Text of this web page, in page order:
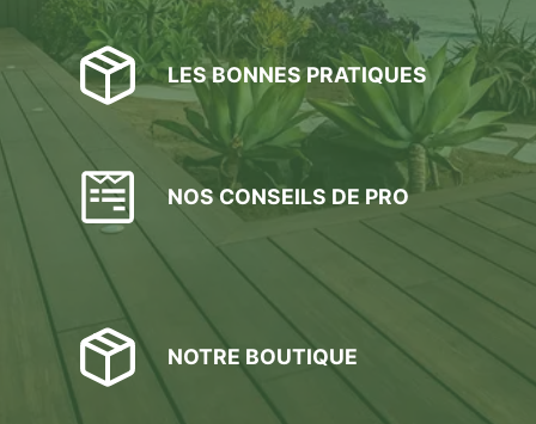
LES BONNES PRATIQUES
NOS CONSEILS DE PRO
NOTRE BOUTIQUE